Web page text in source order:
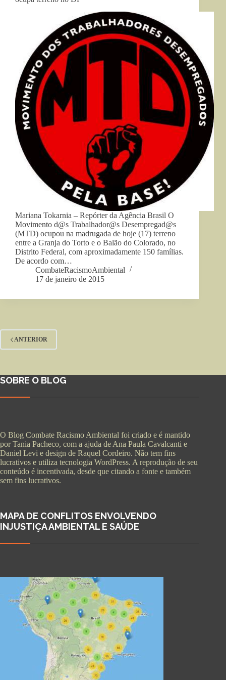
Mariana Tokarnia – Repórter da Agência Brasil O
Movimento d@s Trabalhador@s Desempregad@s
(MTD) ocupou na madrugada de hoje (17) terreno
entre a Granja do Torto e o Balão do Colorado, no
Distrito Federal, com aproximadamente 150 famílias.
De acordo com…
CombateRacismoAmbiental
17 de janeiro de 2015
ANTERIOR
SOBRE O BLOG
O Blog Combate Racismo Ambiental foi criado e é mantido
por Tania Pacheco, com a ajuda de Ana Paula Cavalcanti e
Daniel Levi e design de Raquel Cordeiro. Não tem fins
lucrativos e utiliza tecnologia WordPress. A reprodução de seu
conteúdo é incentivada, desde que citando a fonte e também
sem fins lucrativos.
MAPA DE CONFLITOS ENVOLVENDO
INJUSTIÇA AMBIENTAL E SAÚDE